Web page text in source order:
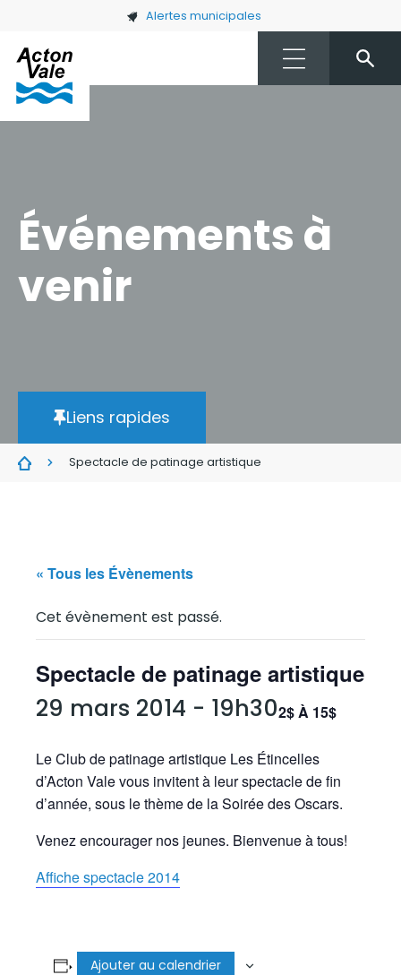
Skip to main content Alertes municipales
Événements à
venir
Liens rapides
Spectacle de patinage artistique
« Tous les Évènements
Cet évènement est passé.
Spectacle de patinage artistique
29 mars 2014 - 19h302$ À 15$
Le Club de patinage artistique Les Étincelles
d’Acton Vale vous invitent à leur spectacle de fin
d’année, sous le thème de la Soirée des Oscars.
Venez encourager nos jeunes. Bienvenue à tous!
Affiche spectacle 2014
Ajouter au calendrier